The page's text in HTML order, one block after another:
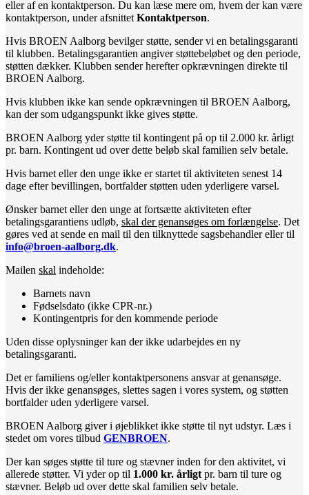
eller af en kontaktperson. Du kan læse mere om, hvem der kan være
kontaktperson, under afsnittet Kontaktperson.
Hvis BROEN Aalborg bevilger støtte, sender vi en betalingsgaranti
til klubben. Betalingsgarantien angiver støttebeløbet og den periode,
støtten dækker. Klubben sender herefter opkrævningen direkte til
BROEN Aalborg.
Hvis klubben ikke kan sende opkrævningen til BROEN Aalborg,
kan der som udgangspunkt ikke gives støtte.
BROEN Aalborg yder støtte til kontingent på op til 2.000 kr. årligt
pr. barn. Kontingent ud over dette beløb skal familien selv betale.
Hvis barnet eller den unge ikke er startet til aktiviteten senest 14
dage efter bevillingen, bortfalder støtten uden yderligere varsel.
Ønsker barnet eller den unge at fortsætte aktiviteten efter
betalingsgarantiens udløb, skal der genansøges om forlængelse. Det
gøres ved at sende en mail til den tilknyttede sagsbehandler eller til
info@broen-aalborg.dk.
Mailen skal indeholde:
Barnets navn
Fødselsdato (ikke CPR-nr.)
Kontingentpris for den kommende periode
Uden disse oplysninger kan der ikke udarbejdes en ny
betalingsgaranti.
Det er familiens og/eller kontaktpersonens ansvar at genansøge.
Hvis der ikke genansøges, slettes sagen i vores system, og støtten
bortfalder uden yderligere varsel.
BROEN Aalborg giver i øjeblikket ikke støtte til nyt udstyr. Læs i
stedet om vores tilbud GENBROEN.
Der kan søges støtte til ture og stævner inden for den aktivitet, vi
allerede støtter. Vi yder op til 1.000 kr. årligt pr. barn til ture og
stævner. Beløb ud over dette skal familien selv betale.